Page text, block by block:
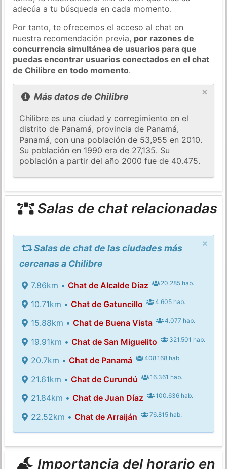
adecúa a tu búsqueda en cada momento.
Por tanto, te ofrecemos el acceso al chat en
nuestra recomendación previa, por razones de
concurrencia simultánea de usuarios para que
puedas encontrar usuarios conectados en el chat
de Chilibre en todo momento.
×
Más datos de Chilibre
Chilibre es una ciudad y corregimiento en el
distrito de Panamá, provincia de Panamá,
Panamá, con una población de 53,955 en 2010.
Su población en 1990 era de 27,135. Su
población a partir del año 2000 fue de 40.475.
Salas de chat relacionadas
×
Salas de chat de las ciudades más
cercanas a Chilibre
7.86km • Chat de Alcalde Díaz 20.285 hab.
10.71km • Chat de Gatuncillo 4.605 hab.
15.88km • Chat de Buena Vista 4.077 hab.
19.91km • Chat de San Miguelito 321.501 hab.
20.7km • Chat de Panamá 408.168 hab.
21.61km • Chat de Curundú 16.361 hab.
21.84km • Chat de Juan Díaz 100.636 hab.
22.52km • Chat de Arraiján 76.815 hab.
Importancia del horario en